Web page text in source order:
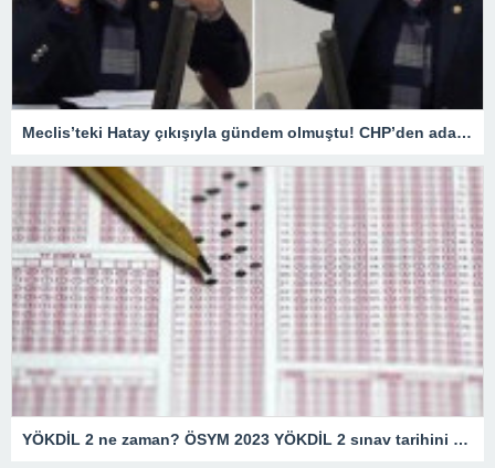
Meclis’teki Hatay çıkışıyla gündem olmuştu! CHP’den aday gösterilmeyen Suzan Şahin ilk kez konuştu
YÖKDİL 2 ne zaman? ÖSYM 2023 YÖKDİL 2 sınav tarihini duyurdu mu, başvurular ne zaman?